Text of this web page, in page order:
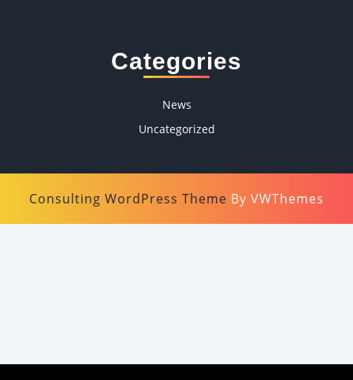
Categories
News
Uncategorized
Consulting WordPress Theme By VWThemes